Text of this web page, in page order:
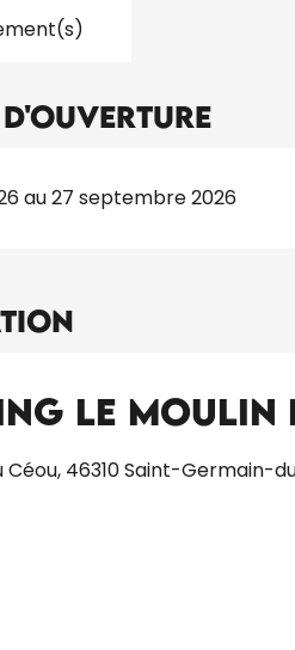
d'ouverture
au 27 septembre 2026
Le Moulin
Céou, 46310 Saint-Germain-